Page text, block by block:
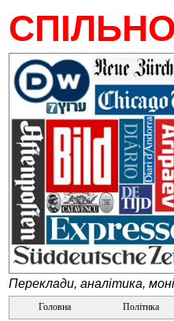
СПІЛЬНО
Переклади, аналітика,
Головна Політика